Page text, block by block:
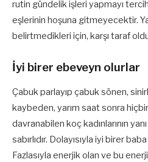
rutin gündelik işleri yapmayı
eşlerinin hoşuna gitmeyecektir.
belirtmedikleri için, karşı taraf
İyi birer ebeveyn olurlar
Çabuk parlayıp çabuk sönen,
kaybeden, yarım saat sonra
davranabilen koç kadınlarının
sabırlıdır. Dolayısıyla iyi birer
Fazlasıyla enerjik olan ve bu